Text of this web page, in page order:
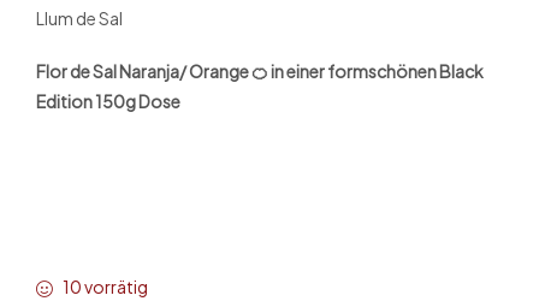
Llum de Sal
Flor de Sal Naranja/ Orange 🍊 in einer formschönen Black
Edition 150g Dose
10 vorrätig